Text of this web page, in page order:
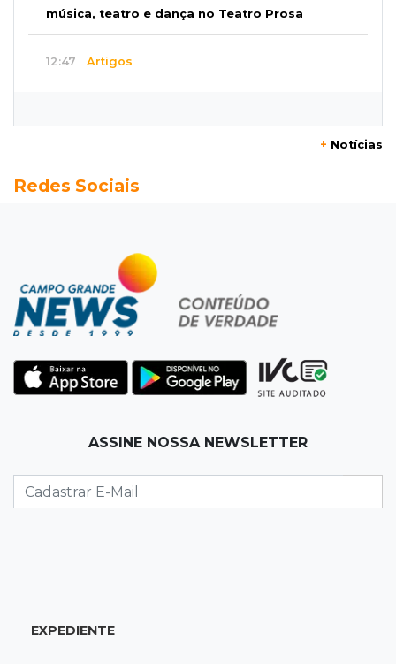
música, teatro e dança no Teatro Prosa
12:47 Artigos
amazona de MS quer chegar ao Texas
Empresário investigado em 2023 volta a ser
alvo por R$ 100 milhões em contratos
12:26Clima
chegada de ciclone
Ovos de arara-azul marcam início da
Engenheiro do Pantanal: tatu-canastra pode
+ Notícias
Redes Sociais
ASSINE NOSSA NEWSLETTER
EXPEDIENTE